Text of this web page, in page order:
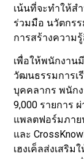
เน้นที่จะทำให้ส
ร่วมมือ นวัตกร
การสร้างความ
เพื่อให้พนักงาน
วัฒนธรรมการเ
บุคคลากร พนักง
9,000 รายการ
แพลตฟอร์มภายน
และ
เฮงเค็ลส่งเสริ